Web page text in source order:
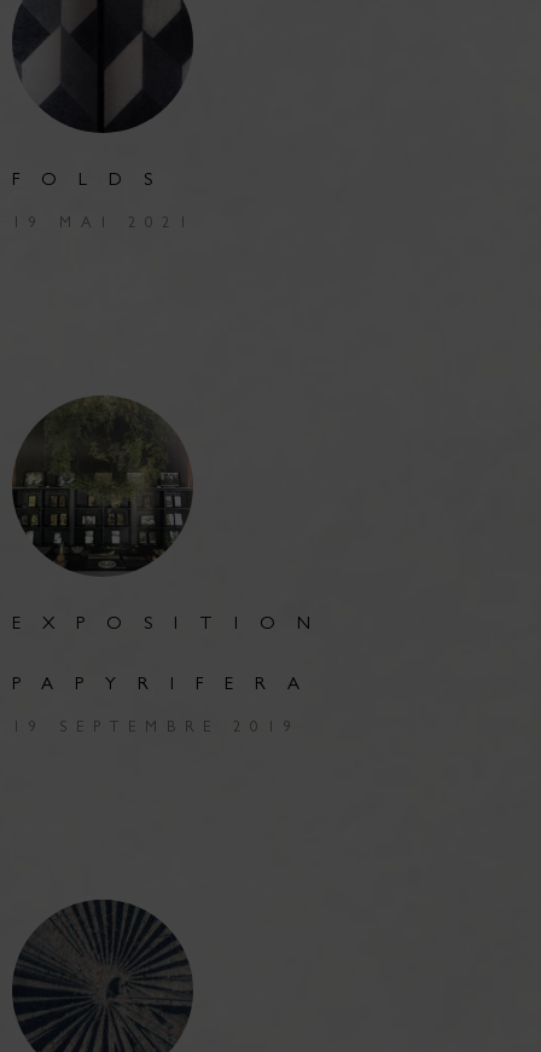
FOLDS
19 MAI 2021
EXPOSITION
PAPYRIFERA
19 SEPTEMBRE 2019